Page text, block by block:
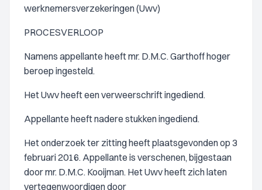
werknemersverzekeringen (Uwv)
PROCESVERLOOP
Namens appellante heeft mr. D.M.C. Garthoff hoger
beroep ingesteld.
Het Uwv heeft een verweerschrift ingediend.
Appellante heeft nadere stukken ingediend.
Het onderzoek ter zitting heeft plaatsgevonden op 3
februari 2016. Appellante is verschenen, bijgestaan
door mr. D.M.C. Kooijman. Het Uwv heeft zich laten
vertegenwoordigen door